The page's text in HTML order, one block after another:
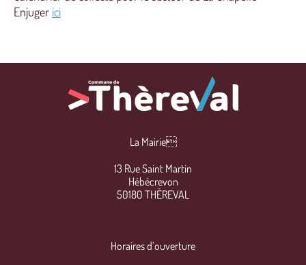
Enjuger ici
La Mairie
13 Rue Saint Martin
Hébécrevon
50180 THÈREVAL
Horaires d’ouverture